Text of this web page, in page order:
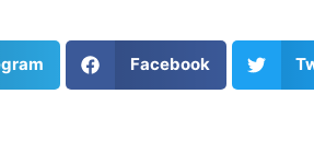
Facebook